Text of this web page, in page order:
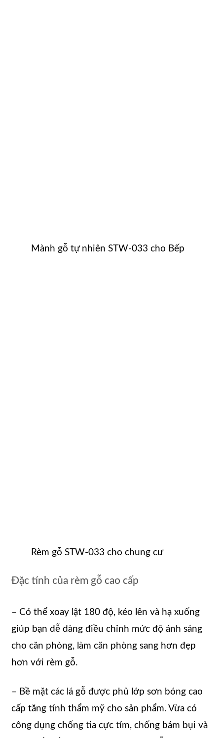
Mành gỗ tự nhiên STW-033 cho Bếp
Rèm gỗ STW-033 cho chung cư
Đặc tính của rèm gỗ cao cấp
– Có thể xoay lật 180 độ, kéo lên và hạ xuống
giúp bạn dễ dàng điều chỉnh mức độ ánh sáng
cho căn phòng, làm căn phòng sang hơn đẹp
hơn với rèm gỗ.
– Bề mặt các lá gỗ được phủ lớp sơn bóng cao
cấp tăng tính thẩm mỹ cho sản phẩm. Vừa có
công dụng chống tia cực tím, chống bám bụi và